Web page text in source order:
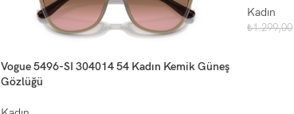
Vogue 5496-SI 304014 54 Kadın Kemik Güneş
Gözlüğü
Kadın
₺1.299,00